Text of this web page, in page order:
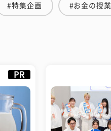
#特集企画 #お金の授業
PR